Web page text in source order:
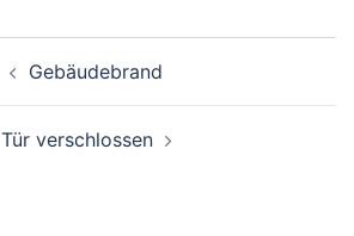
Gebäudebrand
Tür verschlossen